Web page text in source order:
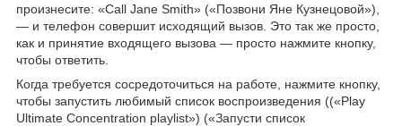
произнесите: «Call Jane Smith» («Позвони Яне Кузнецовой»),
— и телефон совершит исходящий вызов. Это так же просто,
как и принятие входящего вызова — просто нажмите кнопку,
чтобы ответить.
Когда требуется сосредоточиться на работе, нажмите кнопку,
чтобы запустить любимый список воспроизведения ((«Play
Ultimate Concentration playlist») («Запусти список